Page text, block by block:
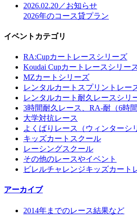
2026.02.20／お知らせ
2026年のコース貸プラン
イベントカテゴリ
RA:Cupカートレースシリーズ
Koudai Cupカートレースシリー
MZカートシリーズ
レンタルカートスプリントレー
レンタルカート耐久レースシリ
3時間耐久レース、RA-耐（6時
大学対抗レース
よくばりレース（ウィンターシ
キッズカートスクール
レーシングスクール
その他のレースやイベント
ビレルチャレンジキッズカート
アーカイブ
2014年までのレース結果など